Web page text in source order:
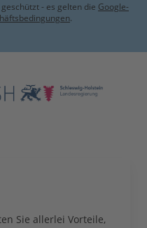
- es gelten die Google-
.
Sie allerlei Vorteile,